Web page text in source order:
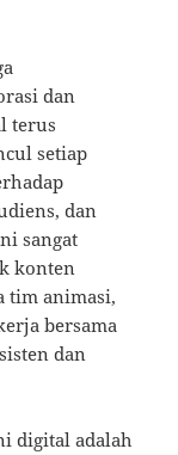
dan
terus
setiap
dan
sangat
konten
tim animasi,
bersama
dan
digital adalah